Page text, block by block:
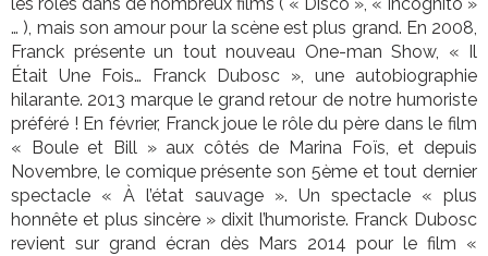
… ), mais son amour pour la scène est plus grand. En 2008,
Franck présente un tout nouveau One-man Show, « Il
Était Une Fois… Franck Dubosc », une autobiographie
hilarante. 2013 marque le grand retour de notre humoriste
préféré ! En février, Franck joue le rôle du père dans le film
« Boule et Bill » aux côtés de Marina Foïs, et depuis
Novembre, le comique présente son 5ème et tout dernier
spectacle « À l’état sauvage ». Un spectacle « plus
honnête et plus sincère » dixit l’humoriste. Franck Dubosc
revient sur grand écran dès Mars 2014 pour le film «